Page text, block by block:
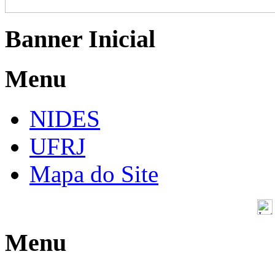
Banner Inicial
Menu
NIDES
UFRJ
Mapa do Site
Menu